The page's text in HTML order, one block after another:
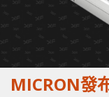
MICRON發